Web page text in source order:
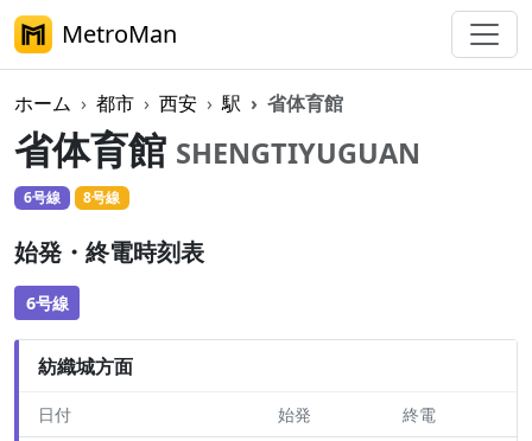
MetroMan
ホーム 都市 西安 駅 省体育館
省体育館 SHENGTIYUGUAN
6号線 8号線
始発・終電時刻表
6号線
紡織城方面
日付 始発 終電